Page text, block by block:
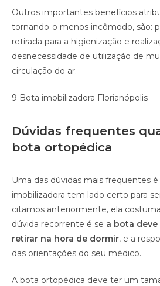
Outros importantes benefícios
tornando-o menos incômodo, são:
retirada para a higienização e
desnecessidade de utilização de
circulação do ar.
9 Bota imobilizadora Florianópolis
Dúvidas frequentes
bota ortopédica
Uma das dúvidas mais frequentes
imobilizadora tem lado certo para
citamos anteriormente, ela
dúvida recorrente é se a bota
retirar na hora de dormir, e a
das orientações do seu médico.
A bota ortopédica deve ter um